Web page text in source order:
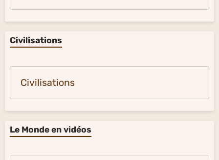
Civilisations
Civilisations
Le Monde en vidéos